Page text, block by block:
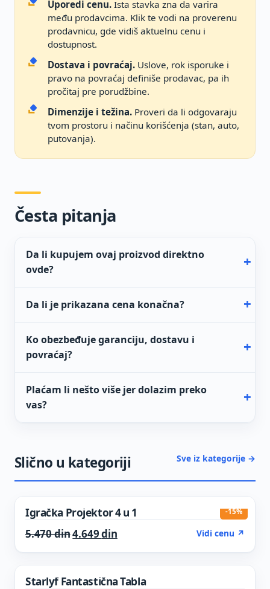
Uporedi cenu. Ista stavka zna da varira
među prodavcima. Klik te vodi na proverenu
prodavnicu, gde vidiš aktuelnu cenu i
dostupnost.
Dostava i povraćaj. Uslove, rok isporuke i
pravo na povraćaj definiše prodavac, pa ih
pročitaj pre porudžbine.
Dimenzije i težina. Proveri da li odgovaraju
tvom prostoru i načinu korišćenja (stan, auto,
putovanja).
Česta pitanja
Da li kupujem ovaj proizvod direktno
ovde?
Da li je prikazana cena konačna?
Ko obezbeđuje garanciju, dostavu i
povraćaj?
Plaćam li nešto više jer dolazim preko
vas?
Slično u kategoriji Sve iz kategorije →
-15%
Igračka Projektor 4 u 1
5.470dinOriginal price was: 5.470 din.
4.649dinCurrent price is: 4.649 din.
Vidi cenu ↗
Starlyf Fantastična Tabla